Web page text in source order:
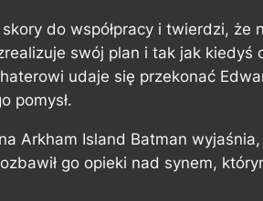
do współpracy i twierdzi, że
swój plan i tak jak kiedyś
udaje się przekonać
pomysł.
Arkham Island Batman
go opieki nad synem,